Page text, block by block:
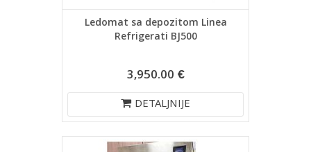
Ledomat sa depozitom Linea
Refrigerati BJ500
3,950.00 €
DETALJNIJE